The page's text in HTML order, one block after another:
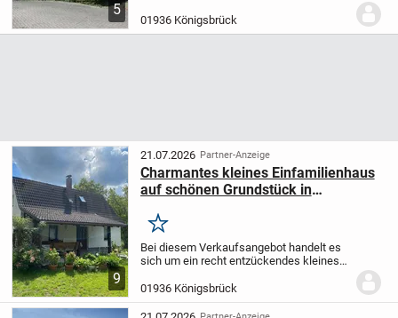
5
Stellplatz verkauft werden. Alle
Wohnungen haben Balkon und Stellplatz
01936 Königsbrück
9
21.07.2026 Partner-Anzeige
Charmantes kleines Einfamilienhaus
auf schönen Grundstück in
Merken
Bei diesem Verkaufsangebot handelt es
sich um ein recht entzückendes kleines
Nebengelass. Es befindet sich in einer
nahezu ruhigen und versteckten
Wohnlage...
01936 Königsbrück